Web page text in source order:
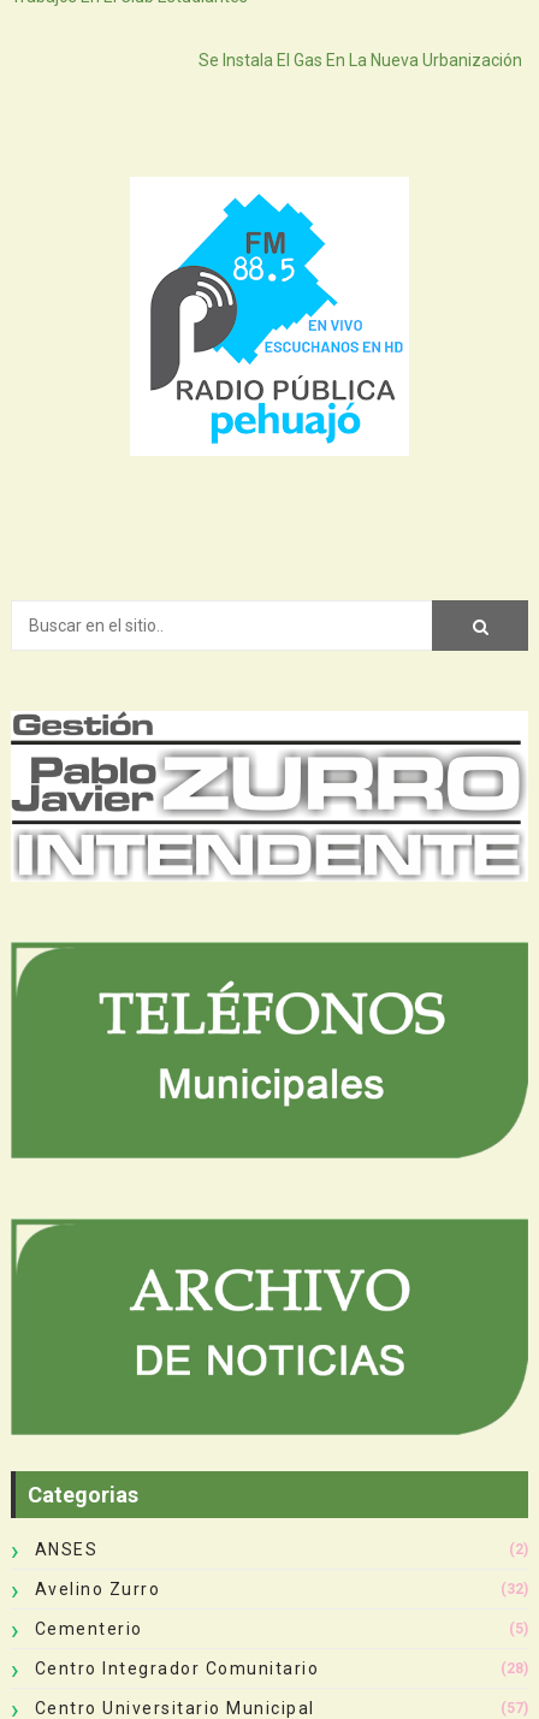
Se Instala El Gas En La Nueva Urbanización
Categorias
ANSES (2)
Avelino Zurro (32)
Cementerio (5)
Centro Integrador Comunitario (28)
Centro Universitario Municipal (57)